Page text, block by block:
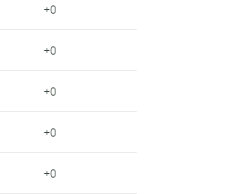
+0
+0
+0
+0
+0